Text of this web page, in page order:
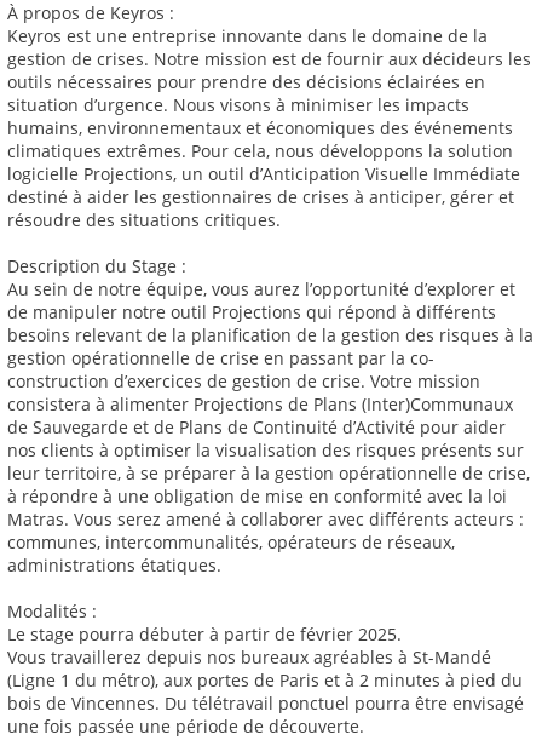
À propos de Keyros :
Keyros est une entreprise innovante dans le domaine de la
gestion de crises. Notre mission est de fournir aux décideurs les
outils nécessaires pour prendre des décisions éclairées en
situation d’urgence. Nous visons à minimiser les impacts
humains, environnementaux et économiques des événements
climatiques extrêmes. Pour cela, nous développons la solution
logicielle Projections, un outil d’Anticipation Visuelle Immédiate
destiné à aider les gestionnaires de crises à anticiper, gérer et
résoudre des situations critiques.
Description du Stage :
Au sein de notre équipe, vous aurez l’opportunité d’explorer et
de manipuler notre outil Projections qui répond à différents
besoins relevant de la planification de la gestion des risques à la
gestion opérationnelle de crise en passant par la co-
construction d’exercices de gestion de crise. Votre mission
consistera à alimenter Projections de Plans (Inter)Communaux
de Sauvegarde et de Plans de Continuité d’Activité pour aider
nos clients à optimiser la visualisation des risques présents sur
leur territoire, à se préparer à la gestion opérationnelle de crise,
à répondre à une obligation de mise en conformité avec la loi
Matras. Vous serez amené à collaborer avec différents acteurs :
communes, intercommunalités, opérateurs de réseaux,
administrations étatiques.
Modalités :
Le stage pourra débuter à partir de février 2025.
Vous travaillerez depuis nos bureaux agréables à St-Mandé
(Ligne 1 du métro), aux portes de Paris et à 2 minutes à pied du
bois de Vincennes. Du télétravail ponctuel pourra être envisagé
une fois passée une période de découverte.